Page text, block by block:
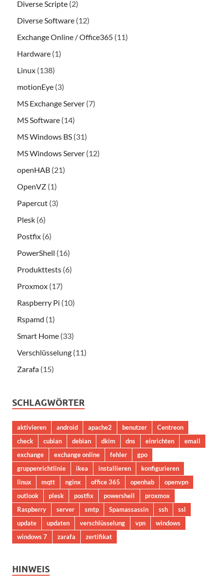
Diverse Scripte (2)
Diverse Software (12)
Exchange Online / Office365 (11)
Hardware (1)
Linux (138)
motionEye (3)
MS Exchange Server (7)
MS Software (14)
MS Windows BS (31)
MS Windows Server (12)
openHAB (21)
OpenVZ (1)
Papercut (3)
Plesk (6)
Postfix (6)
PowerShell (16)
Produkttests (6)
Proxmox (17)
Raspberry Pi (10)
Rspamd (1)
Smart Home (33)
Verschlüsselung (11)
Zarafa (15)
SCHLAGWÖRTER
aktivieren android apache2 benutzer
Centreon
check
cubian debian dkim dns einrichten
email
exchange
exchange online fehler
gpo
gruppenrichtlinie
ikea installieren
konfigurieren
linux
mqtt nginx office 365 openhab
openvpn
outlook
plesk postfix powershell
proxmox
Raspberry
server smtp Spamassassin ssh
ssl
update
updaten verschlüsselung vpn
windows
windows 7
zarafa zertifikat
HINWEIS